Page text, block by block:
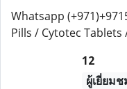
Whatsapp
Pills / Cytotec
12
ผู้เยี่ยมช